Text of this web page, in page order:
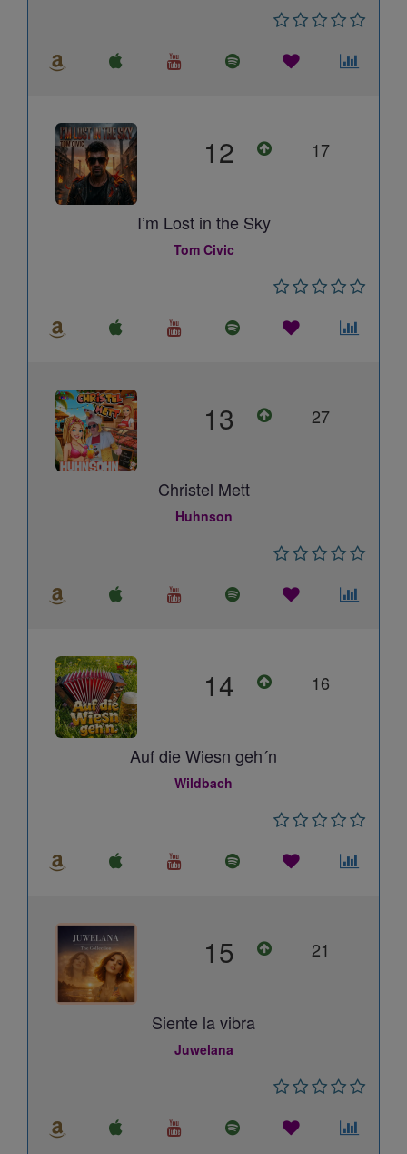
12 17
I’m Lost in the Sky
Tom Civic
13 27
Christel Mett
Huhnson
14 16
Auf die Wiesn geh´n
Wildbach
15 21
Siente la vibra
Juwelana